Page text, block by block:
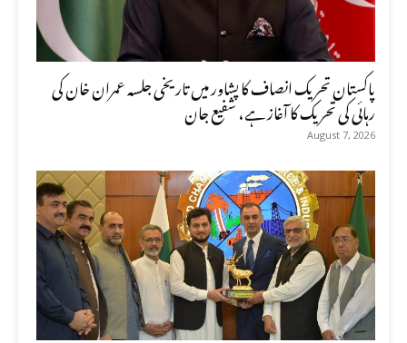
پاکستان تحریک انصاف کا پشاور میں تاریخی جلسہ عمران خان کی
رہائی کی تحریک کا آغاز ہے، شفیع جان
August 7, 2026